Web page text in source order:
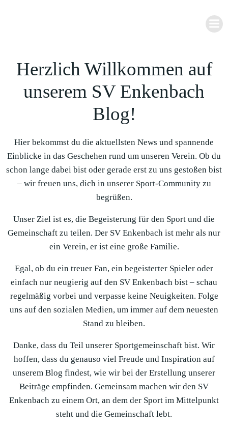
Herzlich Willkommen auf
unserem SV Enkenbach
Blog!
Hier bekommst du die aktuellsten News und spannende
Einblicke in das Geschehen rund um unseren Verein. Ob du
schon lange dabei bist oder gerade erst zu uns gestoßen bist
– wir freuen uns, dich in unserer Sport-Community zu
begrüßen.
Unser Ziel ist es, die Begeisterung für den Sport und die
Gemeinschaft zu teilen. Der SV Enkenbach ist mehr als nur
ein Verein, er ist eine große Familie.
Egal, ob du ein treuer Fan, ein begeisterter Spieler oder
einfach nur neugierig auf den SV Enkenbach bist – schau
regelmäßig vorbei und verpasse keine Neuigkeiten. Folge
uns auf den sozialen Medien, um immer auf dem neuesten
Stand zu bleiben.
Danke, dass du Teil unserer Sportgemeinschaft bist. Wir
hoffen, dass du genauso viel Freude und Inspiration auf
unserem Blog findest, wie wir bei der Erstellung unserer
Beiträge empfinden. Gemeinsam machen wir den SV
Enkenbach zu einem Ort, an dem der Sport im Mittelpunkt
steht und die Gemeinschaft lebt.